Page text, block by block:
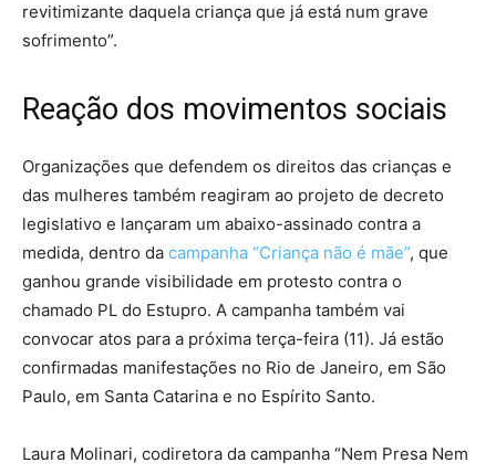
revitimizante daquela criança que já está num grave
sofrimento”.
Reação dos movimentos sociais
Organizações que defendem os direitos das crianças e
das mulheres também reagiram ao projeto de decreto
legislativo e lançaram um abaixo-assinado contra a
medida, dentro da campanha “Criança não é mãe”, que
ganhou grande visibilidade em protesto contra o
chamado PL do Estupro. A campanha também vai
convocar atos para a próxima terça-feira (11). Já estão
confirmadas manifestações no Rio de Janeiro, em São
Paulo, em Santa Catarina e no Espírito Santo.
Laura Molinari, codiretora da campanha “Nem Presa Nem